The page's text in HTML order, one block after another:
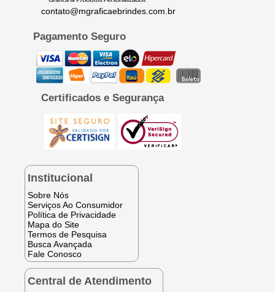
contato@mgraficaebrindes.com.br
Pagamento Seguro
Certificados e Segurança
Institucional
Sobre Nós
Serviços Ao Consumidor
Política de Privacidade
Mapa do Site
Termos de Pesquisa
Busca Avançada
Fale Conosco
Central de Atendimento